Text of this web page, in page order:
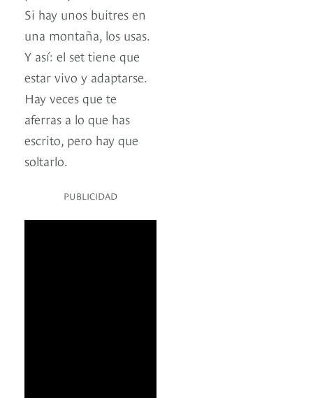
Si hay unos buitres en
una montaña, los usas.
Y así: el set tiene que
estar vivo y adaptarse.
Hay veces que te
aferras a lo que has
escrito, pero hay que
soltarlo.
PUBLICIDAD